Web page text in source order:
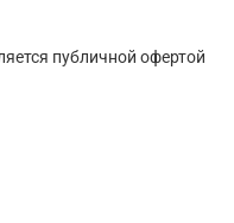
публичной офертой